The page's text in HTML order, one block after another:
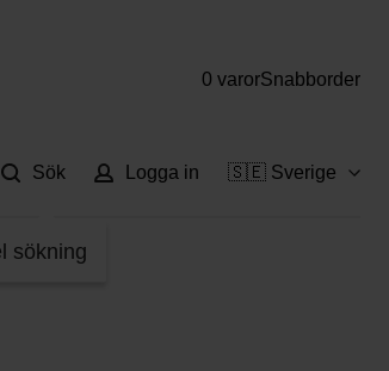
0 varorSnabborder
sökning
Sök Logga in 🇸🇪 Sverige